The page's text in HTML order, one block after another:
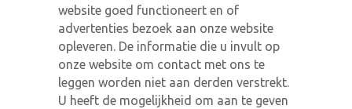
website goed functioneert en of
advertenties bezoek aan onze website
opleveren. De informatie die u invult op
onze website om contact met ons te
leggen worden niet aan derden verstrekt.
U heeft de mogelijkheid om aan te geven